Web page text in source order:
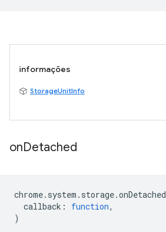
informações
StorageUnitInfo
onDetached
chrome. system . storage.onDetached
callback : function,
)